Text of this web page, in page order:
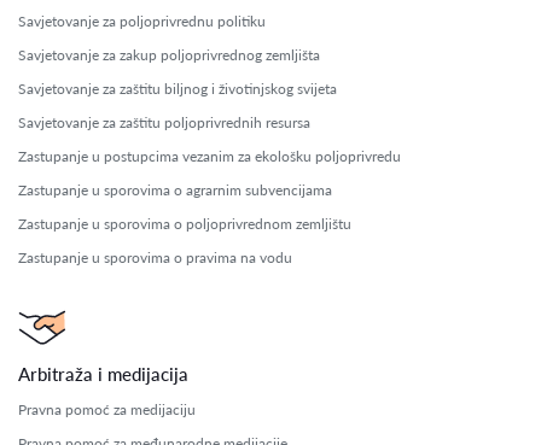
Savjetovanje za poljoprivrednu politiku
Savjetovanje za zakup poljoprivrednog zemljišta
Savjetovanje za zaštitu biljnog i životinjskog svijeta
Savjetovanje za zaštitu poljoprivrednih resursa
Zastupanje u postupcima vezanim za ekološku poljoprivredu
Zastupanje u sporovima o agrarnim subvencijama
Zastupanje u sporovima o poljoprivrednom zemljištu
Zastupanje u sporovima o pravima na vodu
Arbitraža i medijacija
Pravna pomoć za medijaciju